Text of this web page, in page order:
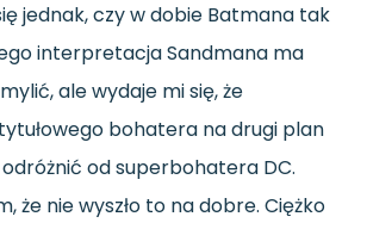
jednak, czy w dobie Batmana tak
interpretacja Sandmana ma
ale wydaje mi się, że
bohatera na drugi plan
odróżnić od superbohatera DC.
że nie wyszło to na dobre. Ciężko